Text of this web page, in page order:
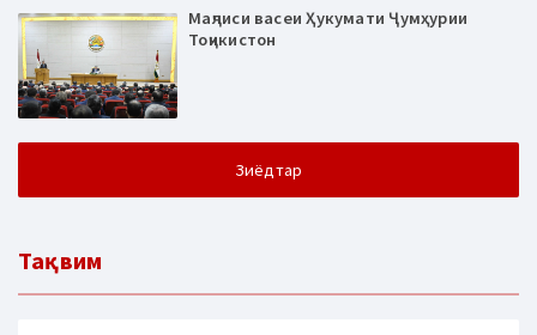
Маҷлиси васеи Ҳукумати Ҷумҳурии
Тоҷикистон
Зиёдтар
Тақвим